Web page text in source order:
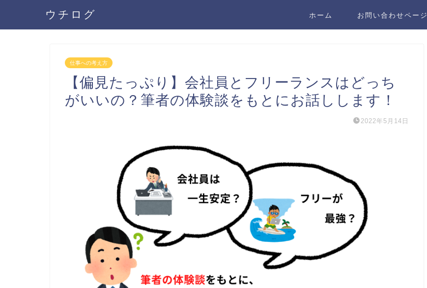
ウチログ ホーム お問い合わせページ
仕事への考え方
【偏見たっぷり】会社員とフリーランスはどっち
がいいの？筆者の体験談をもとにお話しします！
2022年5月14日